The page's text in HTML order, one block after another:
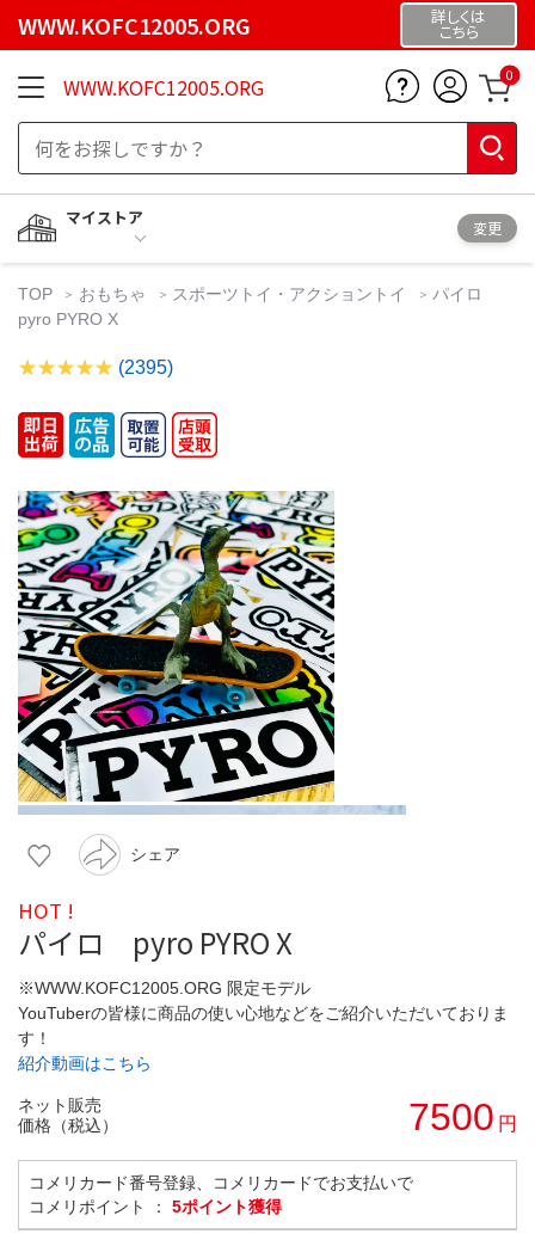
WWW.KOFC12005.ORG 詳しくは
こちら
WWW.KOFC12005.ORG 0
マイストア
変更
TOP おもちゃ スポーツトイ・アクショントイ
パイロ
pyro PYRO X
(2395)
シェア
HOT !
パイロ pyro PYRO X
※WWW.KOFC12005.ORG 限定モデル
YouTuberの皆様に商品の使い心地などをご紹介いただいておりま
す！
紹介動画はこちら
ネット販売
価格（税込）
7500 円
コメリカード番号登録、コメリカードでお支払いで
コメリポイント ： 5ポイント獲得